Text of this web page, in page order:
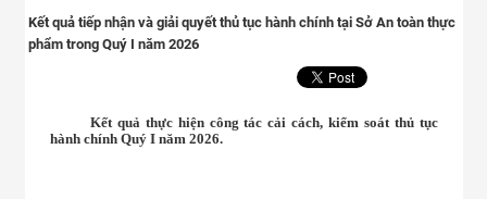
Kết quả tiếp nhận và giải quyết thủ tục hành chính tại Sở An toàn thực
phẩm trong Quý I năm 2026
Kết quả thực hiện công tác cải cách, kiểm soát thủ tục
hành chính Quý I năm 2026.